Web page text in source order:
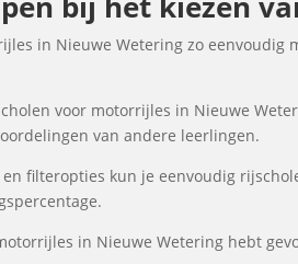
in Nieuwe Wetering zo
voor motorrijles in Nieuwe
van andere leerlingen.
en filteropties kun je eenvoudig
in Nieuwe Wetering hebt